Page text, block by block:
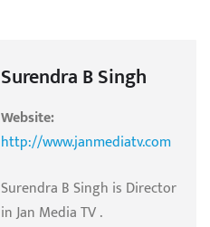
Surendra B Singh
Website:
http://www.janmediatv.com
Surendra B Singh is Director
in Jan Media TV .